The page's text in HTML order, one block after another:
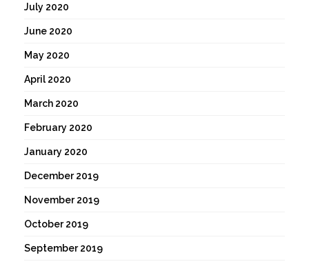
July 2020
June 2020
May 2020
April 2020
March 2020
February 2020
January 2020
December 2019
November 2019
October 2019
September 2019